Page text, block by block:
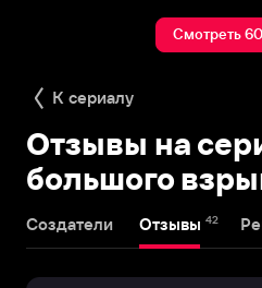
Смотреть
К сериалу
Отзывы на
большого
Создатели Отзывы 42